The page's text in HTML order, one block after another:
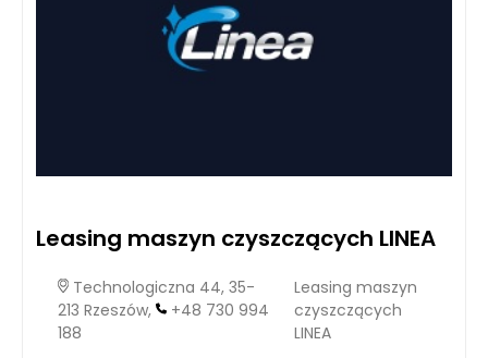
Leasing maszyn czyszczących LINEA
Technologiczna 44, 35-
213 Rzeszów,
+48 730 994
188
Leasing maszyn
czyszczących
LINEA